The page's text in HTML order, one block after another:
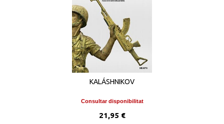
KALÁSHNIKOV
Consultar disponibilitat
21,95 €